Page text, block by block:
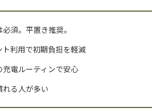
須。平置き推奨。
利用で初期負担を軽減
電ルーティンで安心
る人が多い